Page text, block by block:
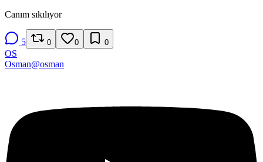
Canım sıkılıyor
5 0 0 0
OS
Osman@osman